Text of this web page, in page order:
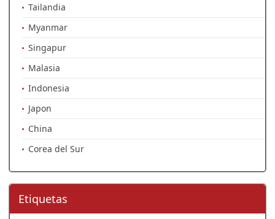
Tailandia
Myanmar
Singapur
Malasia
Indonesia
Japon
China
Corea del Sur
Etiquetas